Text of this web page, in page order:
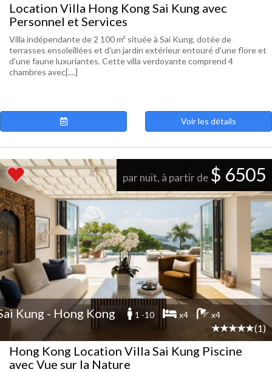
Location Villa Hong Kong Sai Kung avec
Personnel et Services
Villa indépendante de 2 100 m² située à Sai Kung, dotée de
terrasses ensoleillées et d'un jardin extérieur entouré d'une flore et
d'une faune luxuriantes. Cette villa verdoyante comprend 4
chambres avec[....]
Voir les détails
par nuit, à partir de $ 6505
Kung - Hong Kong 1 -10 x4 x4
(1)
Hong Kong Location Villa Sai Kung Piscine
avec Vue sur la Nature